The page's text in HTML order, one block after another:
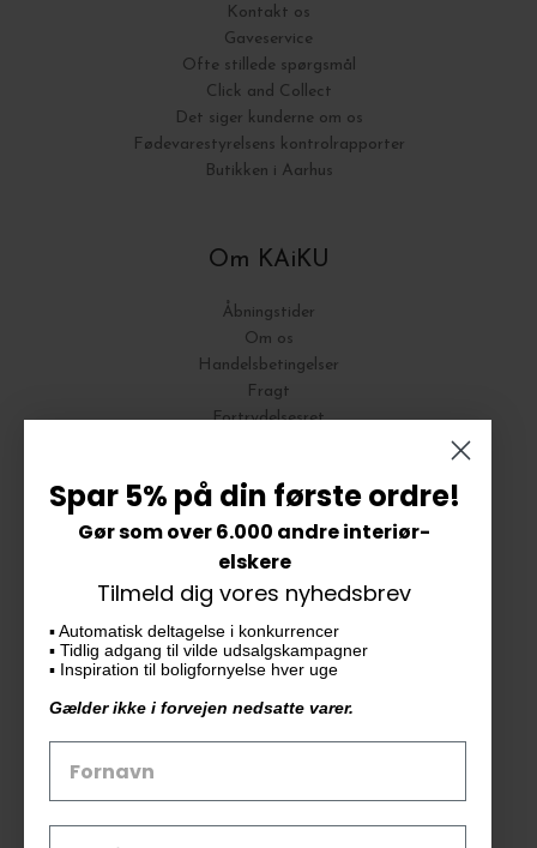
Kontakt os
Gaveservice
Ofte stillede spørgsmål
Click and Collect
Det siger kunderne om os
Fødevarestyrelsens kontrolrapporter
Butikken i Aarhus
Om KAiKU
Åbningstider
Om os
Handelsbetingelser
Fragt
Fortrydelsesret
Vores butik
KAiKU ApS
Langdalsvej 46, bygning 7
8220 Brabrand
Tlf. 33 11 19 07
CVR-nr. 30715349
Spar 5% på din første ordre!
Gør som over 6.000 andre interiør-
elskere
Tilmeld dig vores nyhedsbrev
▪️ Automatisk deltagelse i konkurrencer
▪️ Tidlig adgang til vilde udsalgskampagner
▪️ Inspiration til boligfornyelse hver uge
Gælder ikke i forvejen nedsatte varer.